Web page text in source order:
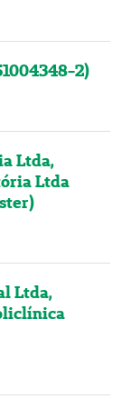
2)
Ltda,
Ltda
Ltda,